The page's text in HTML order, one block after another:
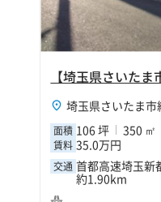
埼玉県さいたま
面積 106 坪 350 ㎡
賃料 35.0万円
交通 首都高速埼玉
約1.90km